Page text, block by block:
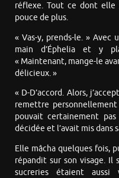
réflexe. Tout ce dont elle
pouce de plus.
« Vas-y, prends-le. »
main d’Éphelia et y
« Maintenant, mange-le
délicieux. »
« D-D’accord. Alors,
remettre
pouvait certainement
décidée et l’avait mis dans
Elle mâcha quelques fois,
répandit sur son visage. Il
sucreries étaient aussi